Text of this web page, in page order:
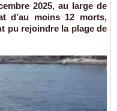
2025, au large de
d’au moins 12 morts,
pu rejoindre la plage de